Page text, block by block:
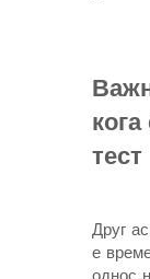
тест
Друг
е